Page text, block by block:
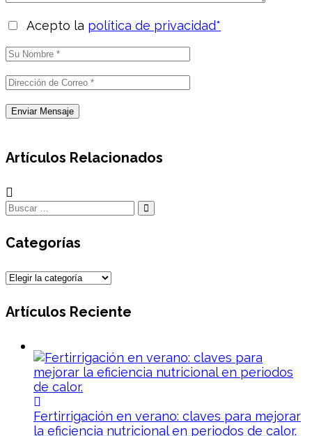
Acepto la política de privacidad*
Artículos Relacionados
Categorías
Categorías
Artículos Reciente
Fertirrigación en verano: claves para mejorar
la eficiencia nutricional en periodos de calor.